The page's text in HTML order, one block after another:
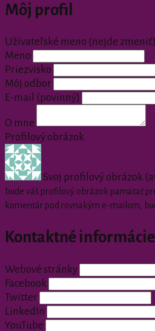
Môj profil
Užívateľské meno (nejde zmeniť)
Meno
Priezvisko
Môj odbor
E-mail
(povinný)
O mne
Profilový obrázok
Svoj profilový obrázok
bude váš profilový obrázok pamätať
komentár pod rovnakým e-mailom,
Kontaktné informácie
Webové stránky
Facebook
Twitter
LinkedIn
YouTube